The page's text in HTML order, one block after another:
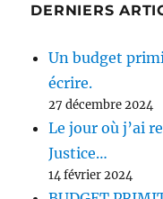
DERNIERS
Un budget
écrire.
27 décembre 2024
Le jour où j’ai
Justice…
14 février 2024